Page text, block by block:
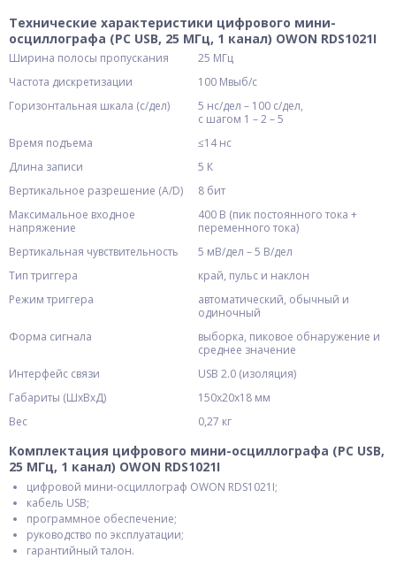
Технические характеристики цифрового мини-
осциллографа (PC USB, 25 МГц, 1 канал) OWON RDS1021I
Ширина полосы пропускания
25 МГц
Частота дискретизации
100 Мвыб/с
Горизонтальная шкала (с/дел)
5 нс/дел – 100 с/дел,
с шагом 1 – 2 – 5
Время подъема
≤14 нс
Длина записи
5 К
Вертикальное разрешение (A/D)
8 бит
Максимальное входное
напряжение
400 В (пик постоянного тока +
переменного тока)
Вертикальная чувствительность
5 мВ/дел – 5 В/дел
Тип триггера
край, пульс и наклон
Режим триггера
автоматический, обычный и
одиночный
Форма сигнала
выборка, пиковое обнаружение и
среднее значение
Интерфейс связи
USB 2.0 (изоляция)
Габариты (ШхВхД)
150x20x18 мм
Вес
0,27 кг
Комплектация цифрового мини-осциллографа (PC USB,
25 МГц, 1 канал) OWON RDS1021I
цифровой мини-осциллограф OWON RDS1021I;
кабель USB;
программное обеспечение;
руководство по эксплуатации;
гарантийный талон.